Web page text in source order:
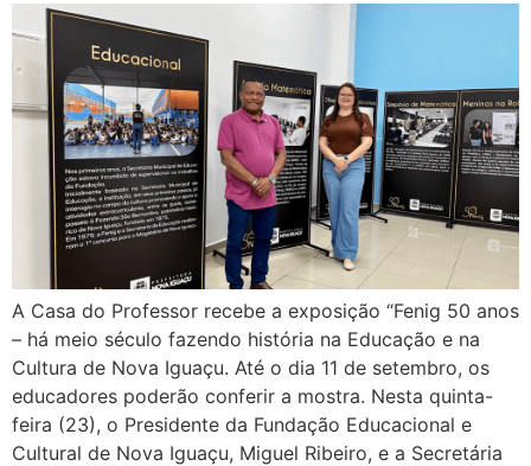
A Casa do Professor recebe a exposição “Fenig 50 anos
– há meio século fazendo história na Educação e na
Cultura de Nova Iguaçu. Até o dia 11 de setembro, os
educadores poderão conferir a mostra. Nesta quinta-
feira (23), o Presidente da Fundação Educacional e
Cultural de Nova Iguaçu, Miguel Ribeiro, e a Secretária